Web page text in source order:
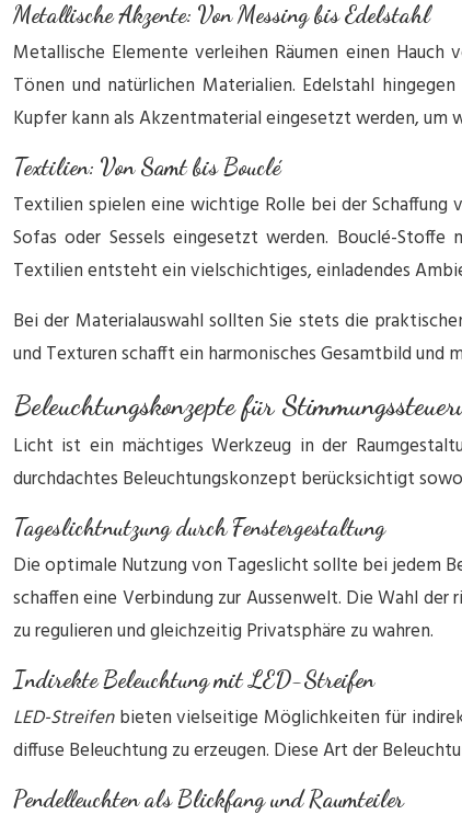
Metallische Akzente: Von Messing bis Edelstahl
Metallische Elemente verleihen Räumen einen
Tönen und natürlichen Materialien. Edelstahl
Kupfer kann als Akzentmaterial eingesetzt werden, um
Textilien: Von Samt bis Bouclé
Textilien spielen eine wichtige Rolle bei der Schaffung
Sofas oder Sessels eingesetzt werden. Bouclé-
Textilien entsteht ein vielschichtiges, einladendes
Bei der Materialauswahl sollten Sie stets die
und Texturen schafft ein harmonisches Gesamtbild und
Beleuchtungskonzepte für
Licht ist ein mächtiges Werkzeug in der
durchdachtes Beleuchtungskonzept berücksichtigt
Tageslichtnutzung durch Fenstergestaltung
Die optimale Nutzung von Tageslicht sollte bei jedem
schaffen eine Verbindung zur Aussenwelt. Die Wahl
zu regulieren und gleichzeitig Privatsphäre zu wahren.
Indirekte Beleuchtung mit LED-Streifen
LED-Streifenbieten vielseitige Möglichkeiten für
diffuse Beleuchtung zu erzeugen. Diese Art der
Pendelleuchten als Blickfang und Raumteiler